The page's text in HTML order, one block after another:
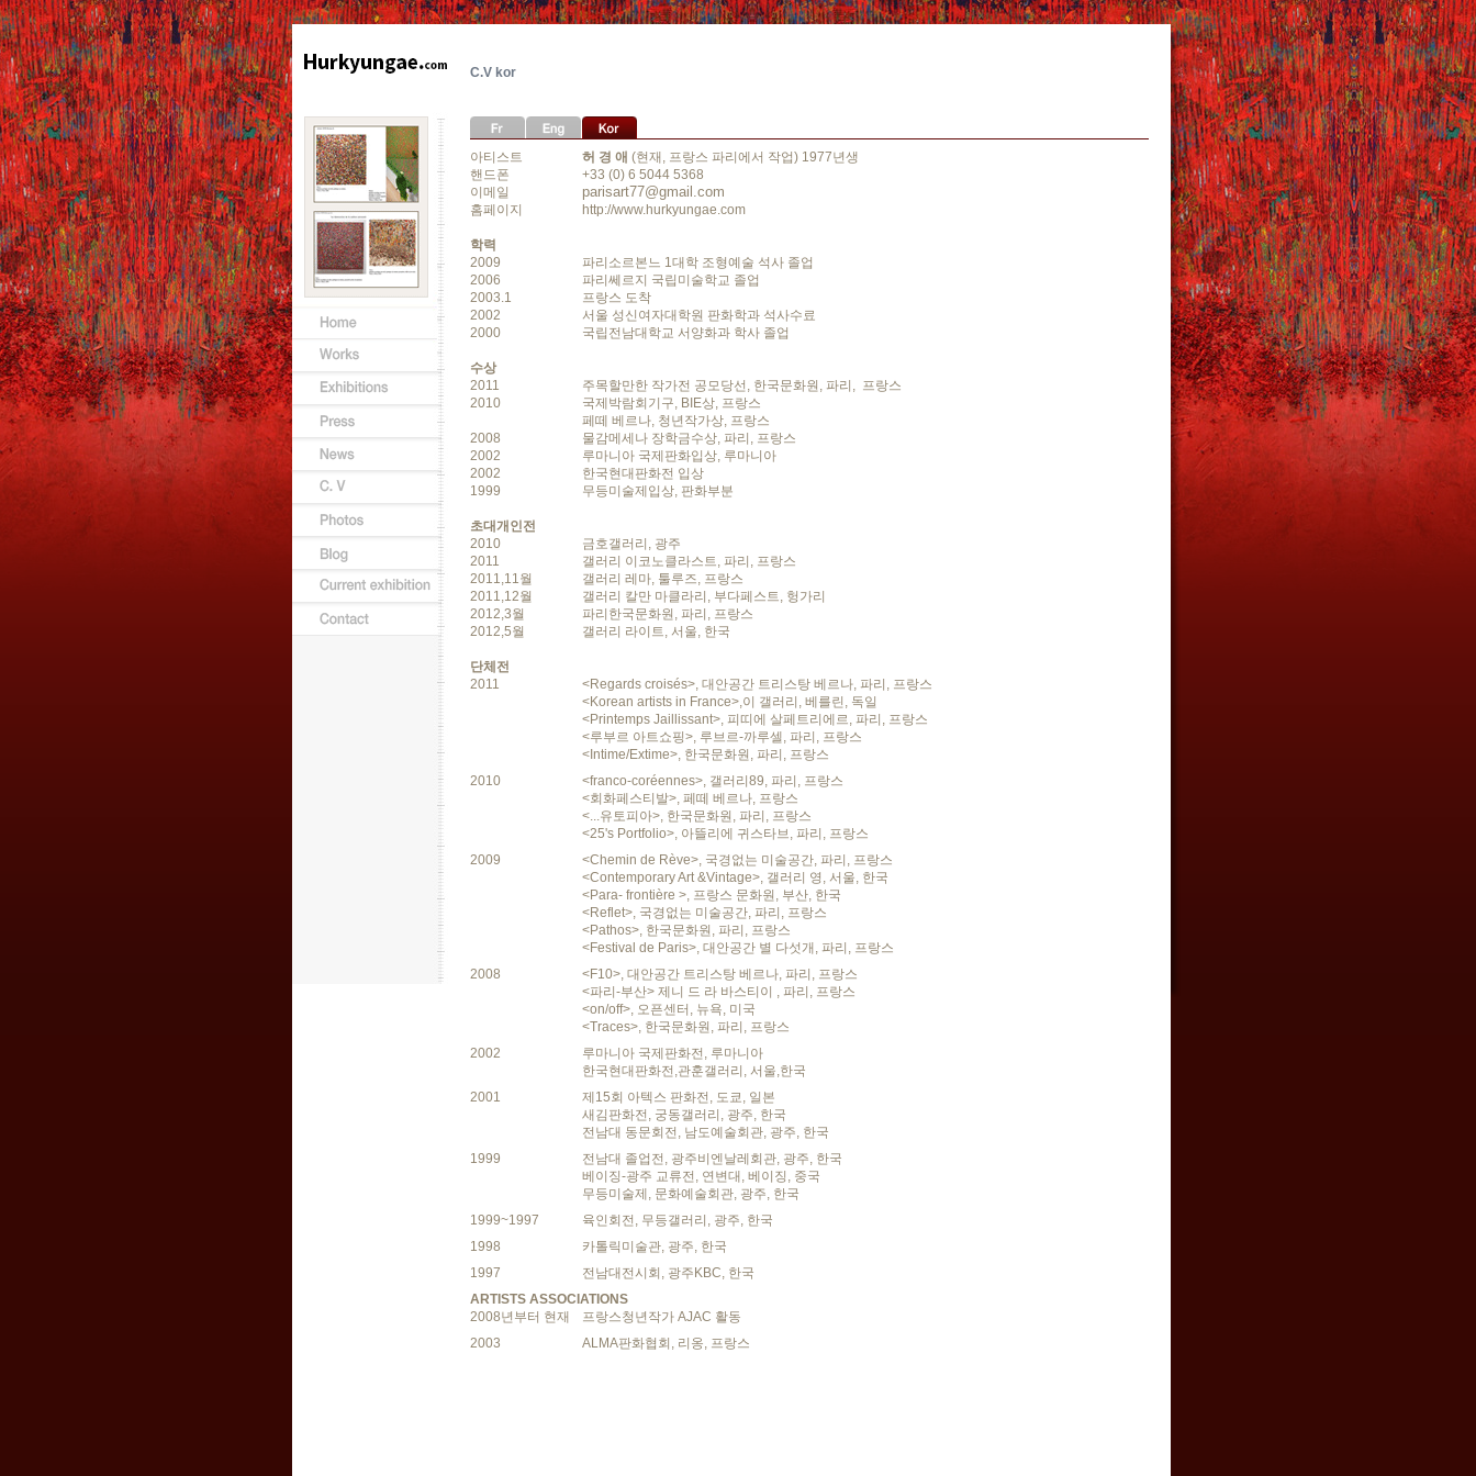
C.V kor
아티스트 허 경 애 (현재, 프랑스 파리에서 작업) 1977년생
핸드폰
+33 (0) 6 5044 5368
이메일
parisart77@gmail.com
홈페이지 http://www.hurkyungae.com
학력
2009
파리소르본느 1대학 조형예술 석사 졸업
2006
파리쎄르지 국립미술학교 졸업
2003.1
프랑스 도착
2002
서울 성신여자대학원 판화학과 석사수료
2000
국립전남대학교 서양화과 학사 졸업
수상
2011
주목할만한 작가전 공모당선, 한국문화원, 파리, 프랑스
2010
국제박람회기구, BIE상, 프랑스
페떼 베르나, 청년작가상, 프랑스
2008
물감메세나 장학금수상, 파리, 프랑스
2002
루마니아 국제판화입상, 루마니아
2002
한국현대판화전 입상
1999
무등미술제입상, 판화부분
초대개인전
2010
금호갤러리, 광주
2011
갤러리 이코노클라스트, 파리, 프랑스
2011,11월
갤러리 레마, 툴루즈, 프랑스
2011,12월
갤러리 칼만 마클라리, 부다페스트, 헝가리
2012,3월
파리한국문화원, 파리, 프랑스
2012,5월
갤러리 라이트, 서울, 한국
단체전
2011
<Regards croisés>, 대안공간 트리스탕 베르나, 파리, 프랑스
<Korean artists in France>,이 갤러리, 베를린, 독일
<Printemps Jaillissant>, 피띠에 살페트리에르, 파리, 프랑스
<루부르 아트쇼핑>, 루브르-까루셀, 파리, 프랑스
<Intime/Extime>, 한국문화원, 파리, 프랑스
2010
<franco-coréennes>, 갤러리89, 파리, 프랑스
<회화페스티발>, 페떼 베르나, 프랑스
<...유토피아>, 한국문화원, 파리, 프랑스
<25's Portfolio>, 아뜰리에 귀스타브, 파리, 프랑스
2009
<Chemin de Rève>, 국경없는 미술공간, 파리, 프랑스
<Contemporary Art &Vintage>, 갤러리 영, 서울, 한국
<Para- frontière >, 프랑스 문화원, 부산, 한국
<Reflet>, 국경없는 미술공간, 파리, 프랑스
<Pathos>, 한국문화원, 파리, 프랑스
<Festival de Paris>, 대안공간 별 다섯개, 파리, 프랑스
2008
<F10>, 대안공간 트리스탕 베르나, 파리, 프랑스
<파리-부산> 제니 드 라 바스티이 , 파리, 프랑스
<on/off>, 오픈센터, 뉴욕, 미국
<Traces>, 한국문화원, 파리, 프랑스
2002
루마니아 국제판화전, 루마니아
한국현대판화전,관훈갤러리, 서울,한국
2001
제15회 아텍스 판화전, 도쿄, 일본
새김판화전, 궁동갤러리, 광주, 한국
전남대 동문회전, 남도예술회관, 광주, 한국
1999
전남대 졸업전, 광주비엔날레회관, 광주, 한국
베이징-광주 교류전, 연변대, 베이징, 중국
무등미술제, 문화예술회관, 광주, 한국
1999~1997
육인회전, 무등갤러리, 광주, 한국
1998
카톨릭미술관, 광주, 한국
1997
전남대전시회, 광주KBC, 한국
ARTISTS ASSOCIATIONS
2008년부터 현재
프랑스청년작가 AJAC 활동
2003
ALMA판화협회, 리옹, 프랑스